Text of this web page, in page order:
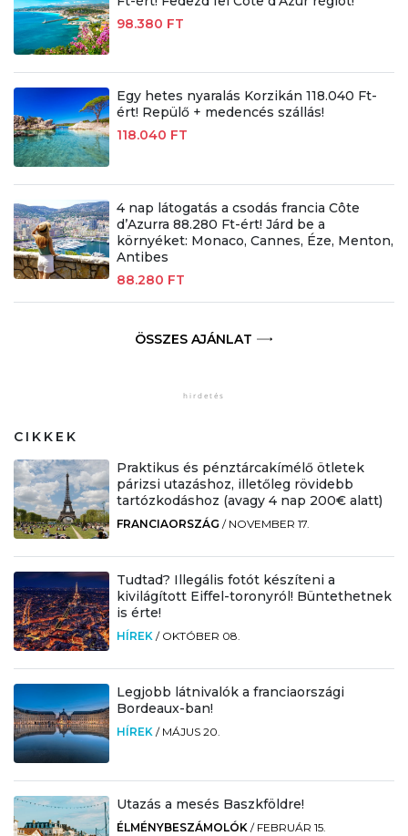
98.380 FT
Egy hetes nyaralás Korzikán 118.040 Ft-
ért! Repülő + medencés szállás!
118.040 FT
4 nap látogatás a csodás francia Côte
d’Azurra 88.280 Ft-ért! Járd be a
környéket: Monaco, Cannes, Éze, Menton,
Antibes
88.280 FT
ÖSSZES AJÁNLAT
CIKKEK
Praktikus és pénztárcakímélő ötletek
párizsi utazáshoz, illetőleg rövidebb
tartózkodáshoz (avagy 4 nap 200€ alatt)
FRANCIAORSZÁG / NOVEMBER 17.
Tudtad? Illegális fotót készíteni a
kivilágított Eiffel-toronyról! Büntethetnek
is érte!
HÍREK / OKTÓBER 08.
Legjobb látnivalók a franciaországi
Bordeaux-ban!
HÍREK / MÁJUS 20.
Utazás a mesés Baszkföldre!
ÉLMÉNYBESZÁMOLÓK / FEBRUÁR 15.